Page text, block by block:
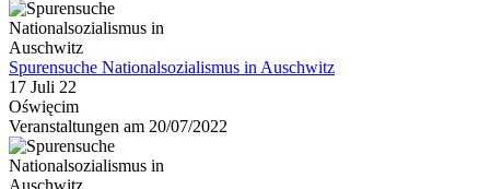
Spurensuche Nationalsozialismus in Auschwitz
17 Juli 22
Oświęcim
Veranstaltungen am 20/07/2022